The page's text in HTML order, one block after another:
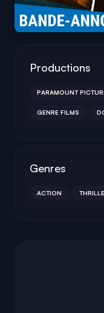
Productions
PARAMOUNT
GENRE FILMS
Genres
ACTION